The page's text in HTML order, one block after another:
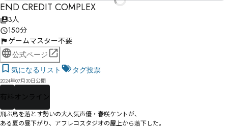
END CREDIT COMPLEX
3人
150分
ゲームマスター不要
公式ページ
気になるリスト
タグ投票
2024年07月30日公開
有料 オンライン
飛ぶ鳥を落とす勢いの大人気声優・春咲ケントが、
ある夏の昼下がり、アフレコスタジオの屋上から落下した。